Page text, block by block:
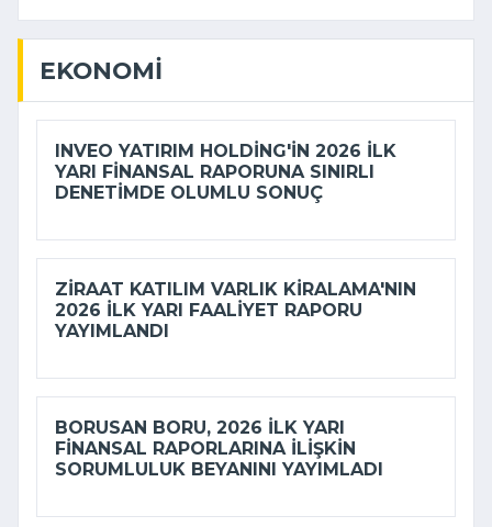
EKONOMI
INVEO YATIRIM HOLDING'IN 2026 ILK
YARI FINANSAL RAPORUNA SINIRLI
DENETIMDE OLUMLU SONUÇ
ZIRAAT KATILIM VARLIK KIRALAMA'NIN
2026 ILK YARI FAALIYET RAPORU
YAYIMLANDI
BORUSAN BORU, 2026 ILK YARI
FINANSAL RAPORLARINA ILIŞKIN
SORUMLULUK BEYANINI YAYIMLADI